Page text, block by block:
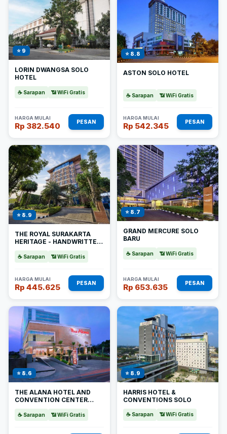
⭐ 9
LORIN DWANGSA SOLO
HOTEL
☕ Sarapan 📶 WiFi Gratis
HARGA MULAI
Rp 382.540 PESAN
⭐ 8.8
ASTON SOLO HOTEL
☕ Sarapan 📶 WiFi Gratis
HARGA MULAI
Rp 542.345 PESAN
⭐ 8.9
THE ROYAL SURAKARTA
HERITAGE - HANDWRITTEN
☕ Sarapan 📶 WiFi Gratis
HARGA MULAI
Rp 445.625 PESAN
⭐ 8.7
GRAND MERCURE SOLO
BARU
☕ Sarapan 📶 WiFi Gratis
HARGA MULAI
Rp 653.635 PESAN
⭐ 8.6
THE ALANA HOTEL AND
CONVENTION CENTER
☕ Sarapan 📶 WiFi Gratis
⭐ 8.9
HARRIS HOTEL &
CONVENTIONS SOLO
☕ Sarapan 📶 WiFi Gratis